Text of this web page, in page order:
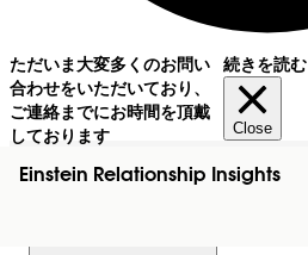
ただいま大変多くのお問い
合わせをいただいており、
ご連絡までにお時間を頂戴
しております
続きを読む
Close
Einstein Relationship Insights